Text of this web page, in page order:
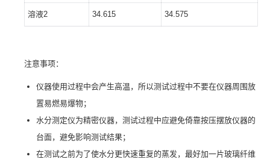
溶液2 34.615 34.575
注意事项：
仪器使用过程中会产生高温，所以测试过程中不要在仪器周围放
置易燃易爆物；
水分测定仪为精密仪器，测试过程中应避免倚靠按压摆放仪器的
台面，避免影响测试结果；
在测试之前为了使水分更快速重复的蒸发，最好加一片玻璃纤维